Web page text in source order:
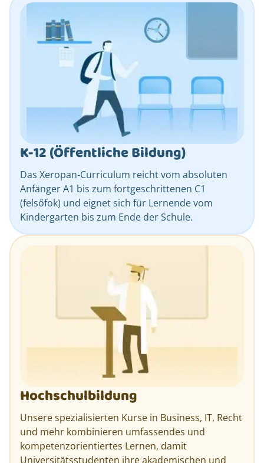
K-12 (Öffentliche Bildung)
Das Xeropan-Curriculum reicht vom absoluten
Anfänger A1 bis zum fortgeschrittenen C1
(felsőfok) und eignet sich für Lernende vom
Kindergarten bis zum Ende der Schule.
Hochschulbildung
Unsere spezialisierten Kurse in Business, IT, Recht
und mehr kombinieren umfassendes und
kompetenzorientiertes Lernen, damit
Universitätsstudenten ihre akademischen und